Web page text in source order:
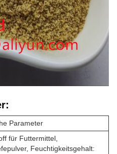
Parameter
für Futtermittel,
Feuchtigkeitsgehalt: